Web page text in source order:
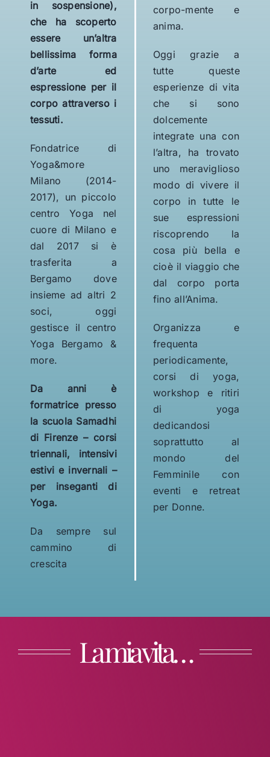
in sospensione),
che ha scoperto
essere un’altra
bellissima forma
d’arte ed
espressione per il
corpo attraverso i
tessuti.
Fondatrice di
Yoga&more
Milano (2014-
2017), un piccolo
centro Yoga nel
cuore di Milano e
dal 2017 si è
trasferita a
Bergamo dove
insieme ad altri 2
soci, oggi
gestisce il centro
Yoga Bergamo &
more.
Da anni è
formatrice presso
la scuola Samadhi
di Firenze – corsi
triennali, intensivi
estivi e invernali –
per inseganti di
Yoga.
Da sempre sul
cammino di
crescita
corpo-mente e
anima.
Oggi grazie a
tutte queste
esperienze di vita
che si sono
dolcemente
integrate una con
l’altra, ha trovato
uno meraviglioso
modo di vivere il
corpo in tutte le
sue espressioni
riscoprendo la
cosa più bella e
cioè il viaggio che
dal corpo porta
fino all’Anima.
Organizza e
frequenta
periodicamente,
corsi di yoga,
workshop e ritiri
di yoga
dedicandosi
soprattutto al
mondo del
Femminile con
eventi e retreat
per Donne.
La mia vita…